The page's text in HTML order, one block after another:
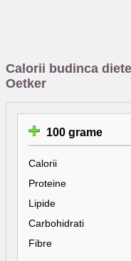
Calorii budinca
Oetker
100 grame
Calorii
Proteine
Lipide
Carbohidrati
Fibre